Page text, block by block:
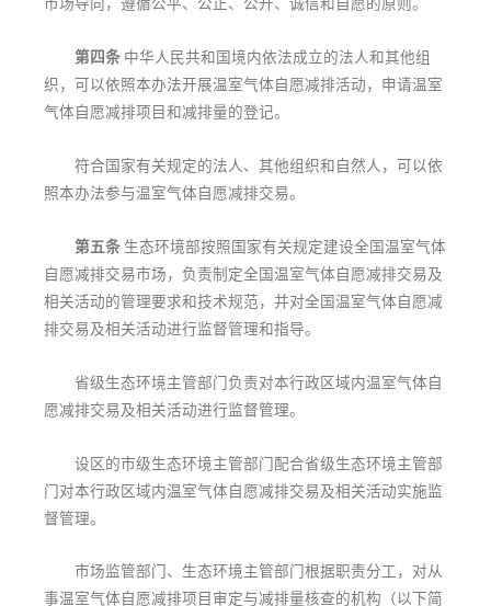
第四条 中华人民共和国境内依法成立的法人和其他组
织，可以依照本办法开展温室气体自愿减排活动，申请温室
气体自愿减排项目和减排量的登记。
符合国家有关规定的法人、其他组织和自然人，可以依
照本办法参与温室气体自愿减排交易。
第五条 生态环境部按照国家有关规定建设全国温室气体
自愿减排交易市场，负责制定全国温室气体自愿减排交易及
相关活动的管理要求和技术规范，并对全国温室气体自愿减
排交易及相关活动进行监督管理和指导。
省级生态环境主管部门负责对本行政区域内温室气体自
愿减排交易及相关活动进行监督管理。
设区的市级生态环境主管部门配合省级生态环境主管部
门对本行政区域内温室气体自愿减排交易及相关活动实施监
督管理。
市场监管部门、生态环境主管部门根据职责分工，对从
事温室气体自愿减排项目审定与减排量核查的机构（以下简